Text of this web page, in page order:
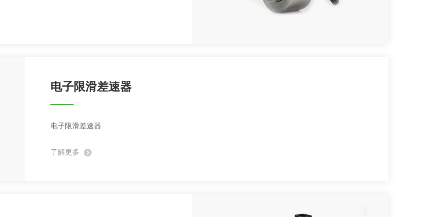
电子限滑差速器
电子限滑差速器
了解更多